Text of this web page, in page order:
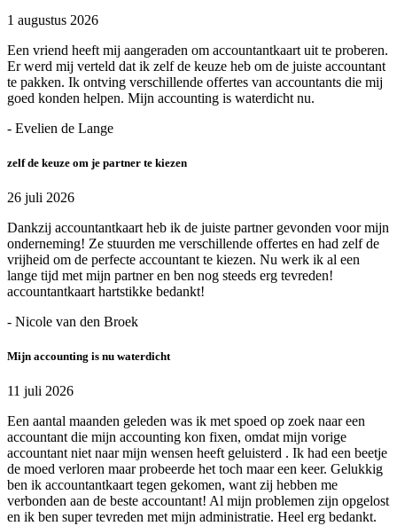
1 augustus 2026
Een vriend heeft mij aangeraden om accountantkaart uit te proberen.
Er werd mij verteld dat ik zelf de keuze heb om de juiste accountant
te pakken. Ik ontving verschillende offertes van accountants die mij
goed konden helpen. Mijn accounting is waterdicht nu.
- Evelien de Lange
zelf de keuze om je partner te kiezen
26 juli 2026
Dankzij accountantkaart heb ik de juiste partner gevonden voor mijn
onderneming! Ze stuurden me verschillende offertes en had zelf de
vrijheid om de perfecte accountant te kiezen. Nu werk ik al een
lange tijd met mijn partner en ben nog steeds erg tevreden!
accountantkaart hartstikke bedankt!
- Nicole van den Broek
Mijn accounting is nu waterdicht
11 juli 2026
Een aantal maanden geleden was ik met spoed op zoek naar een
accountant die mijn accounting kon fixen, omdat mijn vorige
accountant niet naar mijn wensen heeft geluisterd . Ik had een beetje
de moed verloren maar probeerde het toch maar een keer. Gelukkig
ben ik accountantkaart tegen gekomen, want zij hebben me
verbonden aan de beste accountant! Al mijn problemen zijn opgelost
en ik ben super tevreden met mijn administratie. Heel erg bedankt.